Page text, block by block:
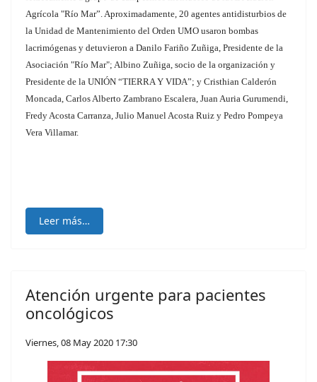
Agrícola "Río Mar”. Aproximadamente, 20 agentes antidisturbios de
la Unidad de Mantenimiento del Orden UMO usaron bombas
lacrimógenas y detuvieron a Danilo Fariño Zuñiga, Presidente de la
Asociación "Río Mar"; Albino Zuñiga, socio de la organización y
Presidente de la UNIÓN “TIERRA Y VIDA”; y Cristhian Calderón
Moncada, Carlos Alberto Zambrano Escalera, Juan Auria Gurumendi,
Fredy Acosta Carranza, Julio Manuel Acosta Ruiz y Pedro Pompeya
Vera Villamar.
Leer más…
Atención urgente para pacientes
oncológicos
Viernes, 08 May 2020 17:30